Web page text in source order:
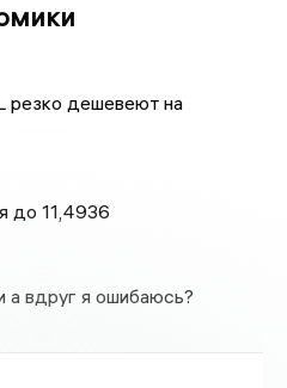
дешевеют на
до 11,4936
вдруг я ошибаюсь?